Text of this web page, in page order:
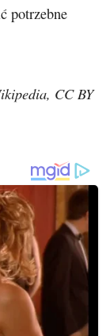
potrzebne
CC BY